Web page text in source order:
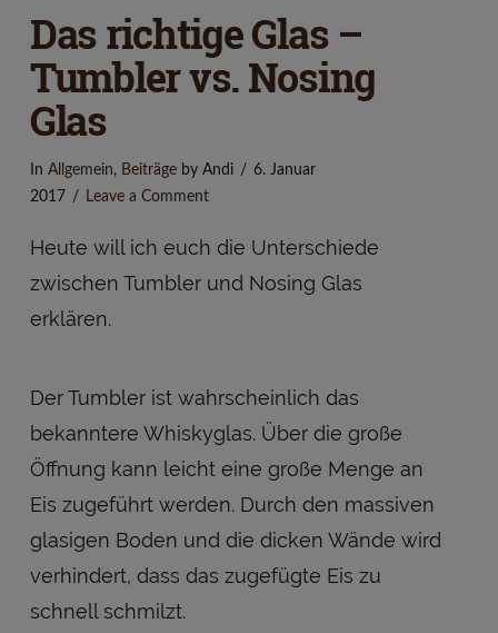
Das richtige Glas –
Tumbler vs. Nosing
Glas
In Allgemein, Beiträgeby Andi
6. Januar
2017
Leave a Comment
Heute will ich euch die Unterschiede
zwischen Tumbler und Nosing Glas
erklären.
Der Tumbler ist wahrscheinlich das
bekanntere Whiskyglas. Über die große
Öffnung kann leicht eine große Menge an
Eis zugeführt werden. Durch den massiven
glasigen Boden und die dicken Wände wird
verhindert, dass das zugefügte Eis zu
schnell schmilzt.